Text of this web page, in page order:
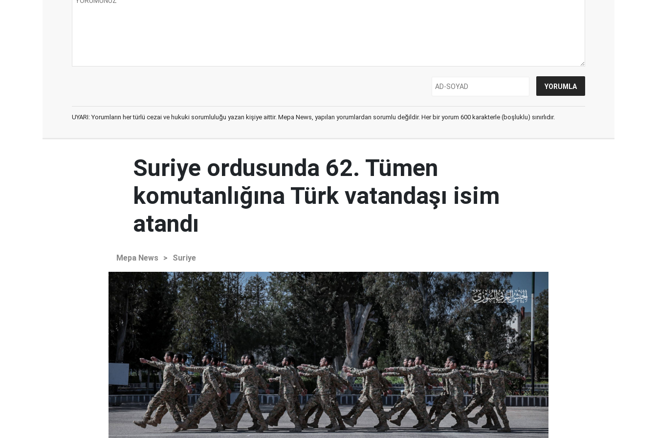
UYARI: Yorumların her türlü cezai ve hukuki sorumluluğu yazan kişiye aittir. Mepa News, yapılan yorumlardan sorumlu değildir. Her bir yorum 600 karakterle (boşluklu) sınırlıdır.
Suriye ordusunda 62. Tümen
komutanlığına Türk vatandaşı isim
atandı
Mepa News > Suriye